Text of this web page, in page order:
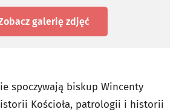
galerię zdjęć
spoczywają biskup Wincenty
Kościoła, patrologii i historii